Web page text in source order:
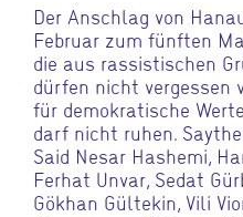
Der Anschlag von
Februar zum fünften
die aus rassistischen
dürfen nicht vergessen
für demokratische
darf nicht ruhen.
Said Nesar Hashemi,
Ferhat Unvar, Sedat
Gökhan Gültekin, Vili